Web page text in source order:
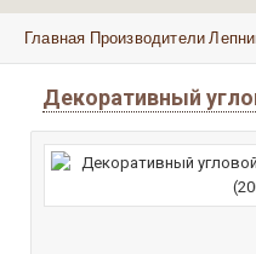
Главная Производители
Декоративный